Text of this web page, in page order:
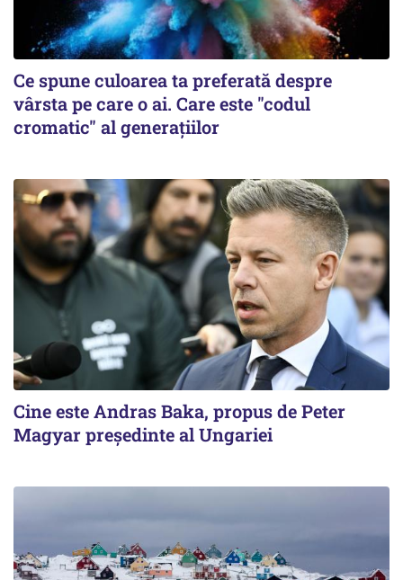
Ce spune culoarea ta preferată despre
vârsta pe care o ai. Care este "codul
cromatic" al generațiilor
Cine este Andras Baka, propus de Peter
Magyar președinte al Ungariei